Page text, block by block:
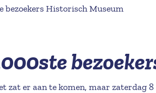
bezoekers Historisch Museum
zat er aan te komen, maar zaterdag